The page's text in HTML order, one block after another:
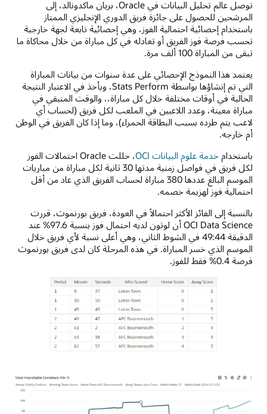
توصل عالم تحليل البيانات في Oracle، بريان ماكدونالد، إلى
المرشحين للحصول على جائزة فريق الدوري الإنجليزي الممتاز
باستخدام إحصائية احتمالية الفوز، وهي إحصائية تابعة لجهة خارجية
تحسب فرصة فوز الفريق أو تعادله في كل مباراة من خلال محاكاة ما
تبقى من المباراة 100 ألف مرة.
يعتمد هذا النموذج الإحصائي على عدة سنوات من بيانات المباراة
التي تم إنشاؤها بواسطة Stats Perform، ويأخذ في الاعتبار النتيجة
الحالية في أوقات مختلفة خلال كل مباراة،، والوقت المتبقي في
مباراة معينة، وعدد اللاعبين في الملعب لكل فريق (لحساب أي
لاعب يتم طرده بسبب البطاقة الحمراء)، وما إذا كان الفريق في الوطن
أم خارجه.
باستخدام خدمة علوم البيانات OCI
، حللت Oracle احتمالات الفوز
لكل فريق في فواصل زمنية مدتها 30 ثانية لكل مباراة من مباريات
الموسم البالغ عددها 380 مباراة لحساب الفريق الذي عاد من أقل
احتمالية فوز لهزيمة خصمه.
بالنسبة إلى الفائز الأكثر احتمالاً في العودة، فريق بورنموث، قررت
OCI Data Science أن لوتون لديه احتمال فوز بنسبة 97.6% عند
الدقيقة 49:44 في الشوط الثاني، وهي أعلى نسبة لأي فريق خلال
الموسم الذي خسر المباراة. في هذه المرحلة كان لدى فريق بورنموث
فرصة 0.4% فقط للفوز.